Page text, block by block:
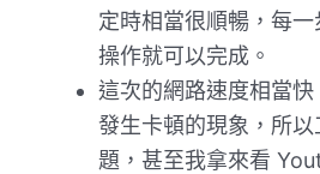
定時相當很順暢，每
操作就可以完成。
這次的網路速度相當
發生卡頓的現象，所
題，甚至我拿來看